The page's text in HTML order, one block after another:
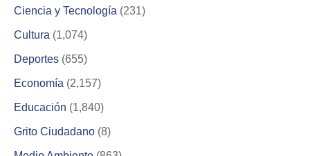
Ciencia y Tecnología (231)
Cultura (1,074)
Deportes (655)
Economía (2,157)
Educación (1,840)
Grito Ciudadano (8)